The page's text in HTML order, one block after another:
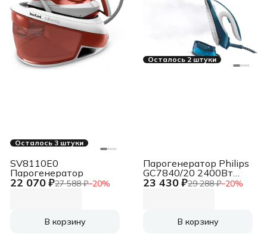
Осталось 3 штуки
22 070 ₽27 588 ₽−20%
SV8110E0
Парогенератор
В корзину
Осталось 2 штуки
23 430 ₽29 288 ₽−20%
Парогенератор Philips
GC7840/20 2400Вт
белый/синий
В корзину